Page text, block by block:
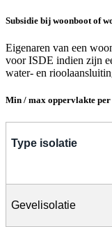
Subsidie bij woonboot of
Eigenaren van een
voor ISDE indien zijn
water- en
Min / max oppervlakte
Type isolatie
Gevelisolatie